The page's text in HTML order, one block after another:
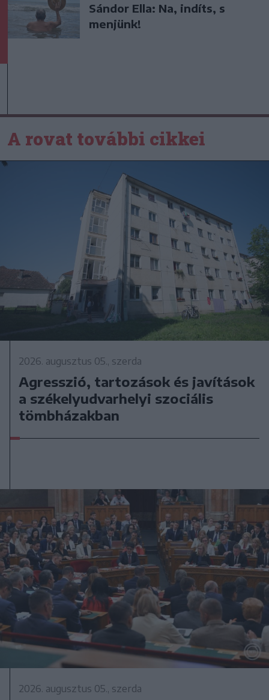
Sándor Ella: Na, indíts, s
menjünk!
A rovat további cikkei
2026. augusztus 05., szerda
Agresszió, tartozások és javítások
a székelyudvarhelyi szociális
tömbházakban
2026. augusztus 05., szerda